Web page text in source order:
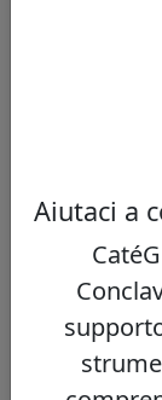
Cardinale
tradizione
José
Aiutaci a